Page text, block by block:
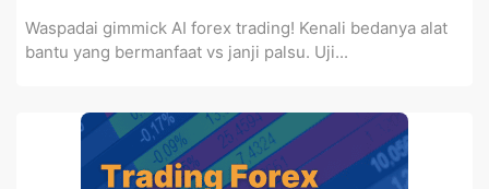
Waspadai gimmick AI forex trading! Kenali bedanya alat
bantu yang bermanfaat vs janji palsu. Uji...